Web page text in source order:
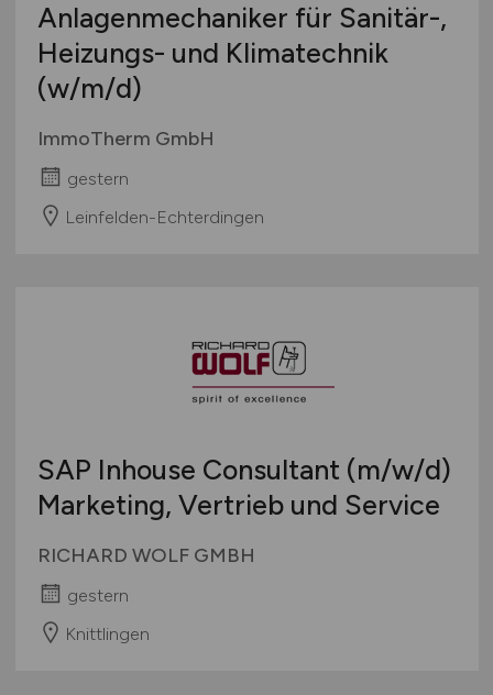
Anlagenmechaniker für Sanitär-,
Heizungs- und Klimatechnik
(w/m/d)
ImmoTherm GmbH
gestern
Leinfelden-Echterdingen
SAP Inhouse Consultant (m/w/d)
Marketing, Vertrieb und Service
RICHARD WOLF GMBH
gestern
Knittlingen